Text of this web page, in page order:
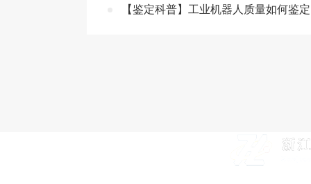
【鉴定科普】工业机器人质量如何鉴